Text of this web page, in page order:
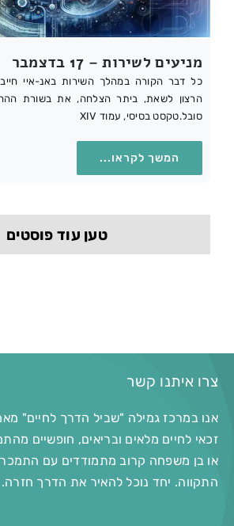
מניעים לשירות – 17 בדצמבר
כל דבר הקורה במהלך השירות באנ-איי חייב
הרצון לשאת, ביתר הצלחה, את בשורת
סובל.טקסט בסיסי, עמוד XIV
המשך לקראו...
טען עוד פוסטים
צרו איתנו קשר
אנו במרכז גמילה "שביל הדרך לחיים"
זכאי לחיים מלאים ובריאים, חופשיים
או בן משפחה קרוב מתמודדים עם
התקווה. יחד נוכל להאיר את הדרך חזרה.